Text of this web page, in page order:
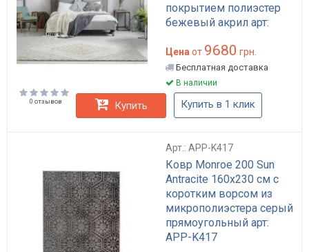
покрытием полиэстер
бежевый акрил арт:
Цена от 9680 грн.
Бесплатная доставка
В наличии
0 отзывов Купить Купить в 1 клик
Арт.: APP-K417
Ковр Monroe 200 Sun
Antracite 160x230 см с
коротким ворсом из
микрополиэстера серый
прямоугольный арт:
APP-K417